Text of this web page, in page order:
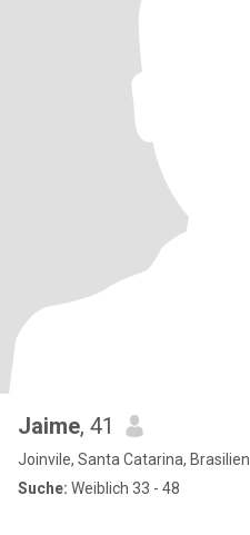
Jaime, 41
Joinvile, Santa Catarina, Brasilien
Suche: Weiblich 33 - 48